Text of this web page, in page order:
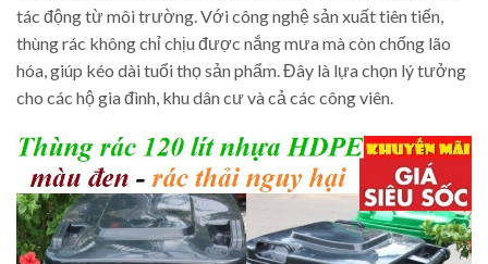
tác động từ môi trường. Với công nghệ sản xuất tiên tiến,
thùng rác không chỉ chịu được nắng mưa mà còn chống lão
hóa, giúp kéo dài tuổi thọ sản phẩm. Đây là lựa chọn lý tưởng
cho các hộ gia đình, khu dân cư và cả các công viên.